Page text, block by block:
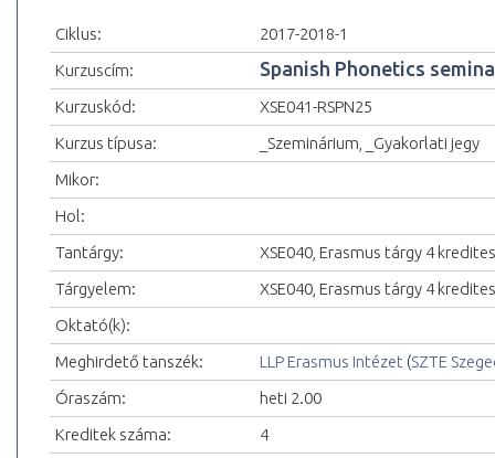
Ciklus:
2017-2018-1
Kurzuscím:
Spanish Phonetics
Kurzuskód:
XSE041-RSPN25
Kurzus típusa:
_Szeminárium, _Gyakorlati jegy
Mikor:
Hol:
Tantárgy:
XSE040, Erasmus tárgy 4 kredites
Tárgyelem:
XSE040, Erasmus tárgy 4 kredites
Oktató(k):
Meghirdető tanszék:
LLP Erasmus Intézet (SZTE
Óraszám:
heti 2.00
Kreditek száma:
4